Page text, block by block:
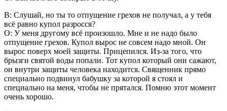
В: Слушай, но ты то отпущение грехов не получал, а у тебя
всё равно купол разросся?
О: У меня другому всё произошло. Мне и не надо было
отпущение грехов. Купол вырос не совсем надо мной. Он
вырос поверх моей защиты. Прицепился. Из-за того, что
брызги святой воды попали. Тот купол который они сажают,
он внутри защиты человека находится. Священник прямо
специально подвинул бабушку за которой я стоял и
специально на меня, чтобы не прятался. Помню этот момент
очень хорошо.